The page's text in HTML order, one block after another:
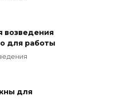
возведения
для работы
для